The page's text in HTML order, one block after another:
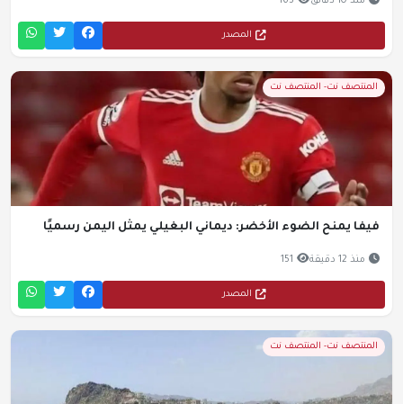
المصدر
المنتصف نت- المنتصف نت
فيفا يمنح الضوء الأخضر: ديماني البغيلي يمثل اليمن رسميًا
منذ 12 دقيقة 151
المصدر
المنتصف نت- المنتصف نت